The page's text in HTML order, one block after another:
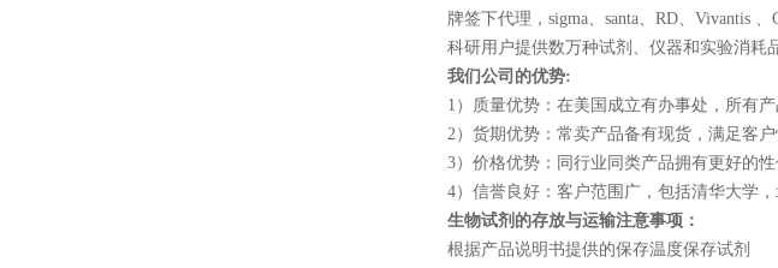
牌签下代理， sigma、 santa、 RD、 Vivantis 、
科研用户提供数万种试剂、仪器和实验消耗
我们公司的优势:
1 ）质量优势：在美国成立有办事处，所有
2）货期优势：常卖产品备有现货，满足客
3）价格优势：同行业同类产品拥有更好的
4）信誉良好：客户范围广，包括清华大学
生物试剂的存放与运输注意事项：
根据产品说明书提供的保存温度保存试剂